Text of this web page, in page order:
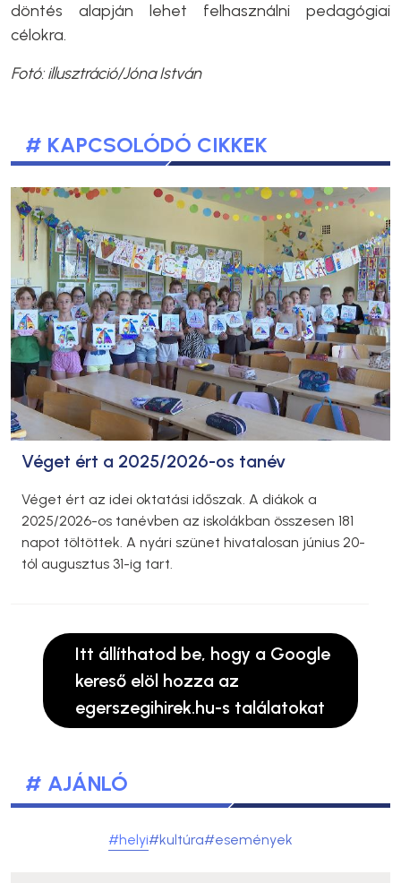
döntés alapján lehet felhasználni pedagógiai
célokra.
Fotó: illusztráció/Jóna István
# KAPCSOLÓDÓ CIKKEK
Véget ért a 2025/2026-os tanév
Véget ért az idei oktatási időszak. A diákok a
2025/2026-os tanévben az iskolákban összesen 181
napot töltöttek. A nyári szünet hivatalosan június 20-
tól augusztus 31-ig tart.
Itt állíthatod be, hogy a Google
kereső elöl hozza az
egerszegihirek.hu-s találatokat
# AJÁNLÓ
#helyi#kultúra#események